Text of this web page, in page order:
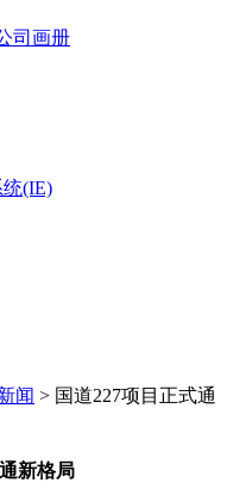
司画册
(IE)
闻 > 国道227项目正式通
新格局